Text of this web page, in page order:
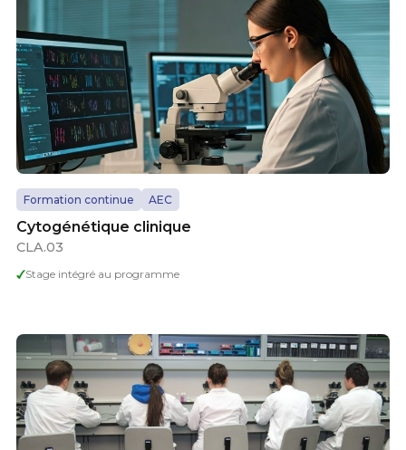
Formation continue AEC
Cytogénétique clinique
CLA.03
Stage intégré au programme